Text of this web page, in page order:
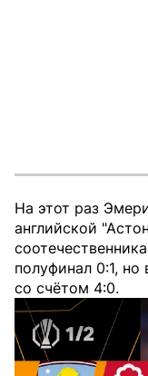
На этот раз
английской
полуфинал 0:1,
со счётом 4:0.